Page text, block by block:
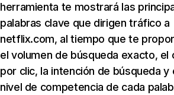
herramienta te mostrará las
palabras clave que dirigen tráfico a
netflix.com, al tiempo que te
el volumen de búsqueda exacto, el
por clic, la intención de búsqueda y
nivel de competencia de cada